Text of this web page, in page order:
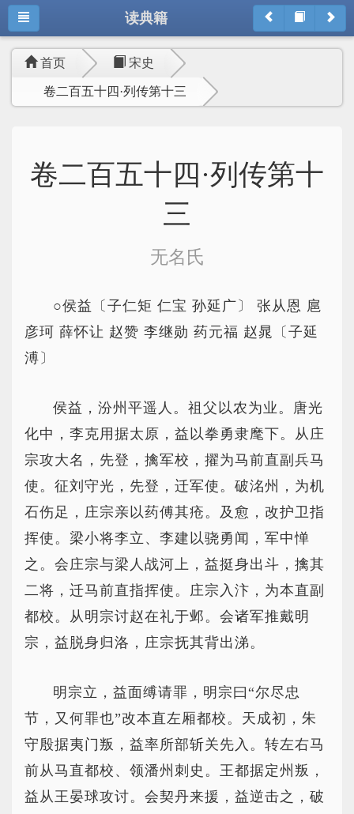
读典籍
首页 宋史
卷二百五十四·列传第十三
卷二百五十四·列传第十
三
无名氏
○侯益〔子仁矩 仁宝 孙延广〕 张从恩 扈
彦珂 薛怀让 赵赞 李继勋 药元福 赵晁〔子延
溥〕
侯益，汾州平遥人。祖父以农为业。唐光
化中，李克用据太原，益以拳勇隶麾下。从庄
宗攻大名，先登，擒军校，擢为马前直副兵马
使。征刘守光，先登，迁军使。破洺州，为机
石伤足，庄宗亲以药傅其疮。及愈，改护卫指
挥使。梁小将李立、李建以骁勇闻，军中惮
之。会庄宗与梁人战河上，益挺身出斗，擒其
二将，迁马前直指挥使。庄宗入汴，为本直副
都校。从明宗讨赵在礼于邺。会诸军推戴明
宗，益脱身归洛，庄宗抚其背出涕。
明宗立，益面缚请罪，明宗曰“尔尽忠
节，又何罪也”改本直左厢都校。天成初，朱
守殷据夷门叛，益率所部斩关先入。转左右马
前从马直都校、领潘州刺史。王都据定州叛，
益从王晏球攻讨。会契丹来援，益逆击之，破